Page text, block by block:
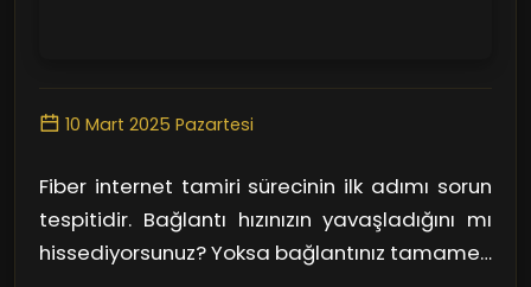
10 Mart 2025 Pazartesi
Fiber internet tamiri sürecinin ilk adımı sorun
tespitidir. Bağlantı hızınızın yavaşladığını mı
hissediyorsunuz? Yoksa bağlantınız tamamen